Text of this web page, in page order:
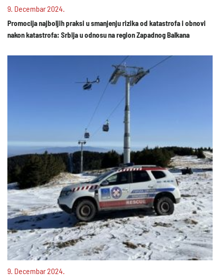
9. Decembar 2024.
Promocija najboljih praksi u smanjenju rizika od katastrofa i obnovi
nakon katastrofa: Srbija u odnosu na region Zapadnog Balkana
9. Decembar 2024.